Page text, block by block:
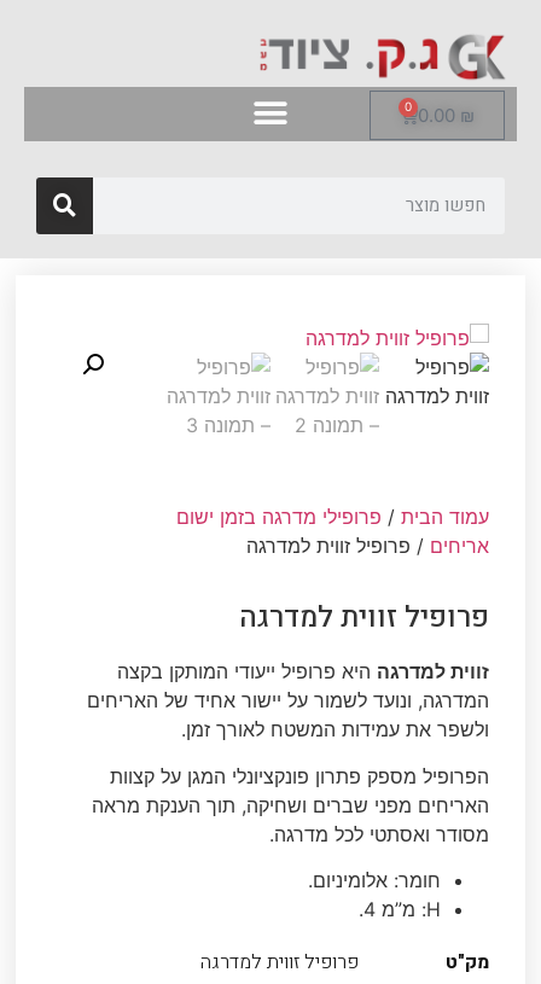
0.00 ₪
0
עמוד הבית / פרופילי מדרגה בזמן ישום
אריחים / פרופיל זווית למדרגה
פרופיל זווית למדרגה
זווית למדרגה היא פרופיל ייעודי המותקן בקצה
המדרגה, ונועד לשמור על יישור אחיד של האריחים
ולשפר את עמידות המשטח לאורך זמן.
הפרופיל מספק פתרון פונקציונלי המגן על קצוות
האריחים מפני שברים ושחיקה, תוך הענקת מראה
מסודר ואסתטי לכל מדרגה.
חומר: אלומיניום.
H: מ”מ
4.
מק"ט
פרופיל זווית למדרגה